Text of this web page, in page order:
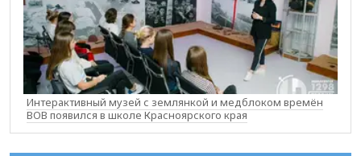
Интерактивный музей с землянкой и медблоком времён
ВОВ появился в школе Красноярского края